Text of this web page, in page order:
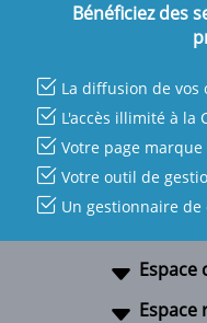
Bénéficiez des
La diffusion de vos
L'accès illimité à la
Votre page
Votre outil de
Un gestionnaire
Espace